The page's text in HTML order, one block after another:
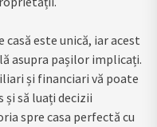
este unică, iar acest
asupra pașilor implicați.
și financiari vă poate
și să luați decizii
spre casa perfectă cu